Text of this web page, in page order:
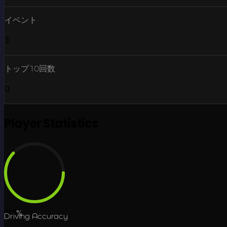
イベント
トップ10回数
61.9%
Driving Accuracy